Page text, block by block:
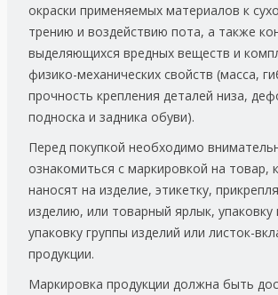
окраски применяемых материалов к
трению и воздействию пота, а также
выделяющихся вредных веществ и
физико-механических свойств (масса,
прочность крепления деталей низа,
подноска и задника обуви).
Перед покупкой необходимо
ознакомиться с маркировкой на товар,
наносят на изделие, этикетку,
изделию, или товарный ярлык, упаковку
упаковку группы изделий или листок-
продукции.
Маркировка продукции должна быть